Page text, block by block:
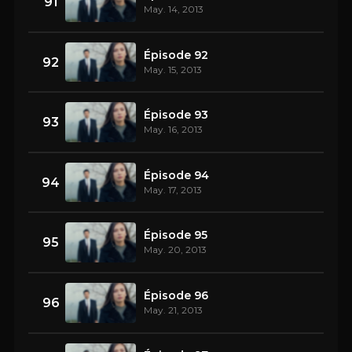
May. 14, 2013
92 Épisode 92
May. 15, 2013
93 Épisode 93
May. 16, 2013
94 Épisode 94
May. 17, 2013
95 Épisode 95
May. 20, 2013
96 Épisode 96
May. 21, 2013